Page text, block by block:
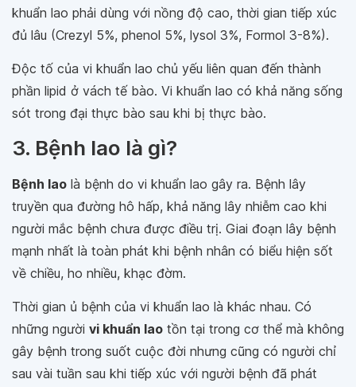
khuẩn lao phải dùng với nồng độ cao, thời gian tiếp xúc
đủ lâu (Crezyl 5%, phenol 5%, lysol 3%, Formol 3-8%).
Độc tố của vi khuẩn lao chủ yếu liên quan đến thành
phần lipid ở vách tế bào. Vi khuẩn lao có khả năng sống
sót trong đại thực bào sau khi bị thực bào.
3. Bệnh lao là gì?
Bệnh lao là bệnh do vi khuẩn lao gây ra. Bệnh lây
truyền qua đường hô hấp, khả năng lây nhiễm cao khi
người mắc bệnh chưa được điều trị. Giai đoạn lây bệnh
mạnh nhất là toàn phát khi bệnh nhân có biểu hiện sốt
về chiều, ho nhiều, khạc đờm.
Thời gian ủ bệnh của vi khuẩn lao là khác nhau. Có
những người vi khuẩn lao tồn tại trong cơ thể mà không
gây bệnh trong suốt cuộc đời nhưng cũng có người chỉ
sau vài tuần sau khi tiếp xúc với người bệnh đã phát